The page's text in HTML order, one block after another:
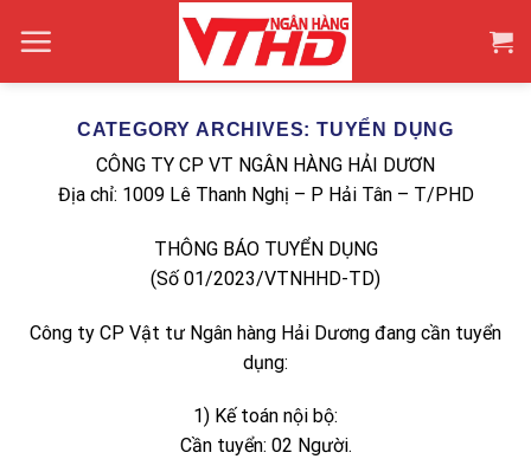
CATEGORY ARCHIVES:TUYỂN DỤNG
CÔNG TY CP VT NGÂN HÀNG HẢI DƯƠN
Địa chỉ: 1009 Lê Thanh Nghị – P Hải Tân – T/PHD
THÔNG BÁO TUYỂN DỤNG
(Số 01/2023/VTNHHD-TD)
Công ty CP Vật tư Ngân hàng Hải Dương đang cần tuyển
dụng:
1) Kế toán nội bộ:
Cần tuyển: 02 Người.